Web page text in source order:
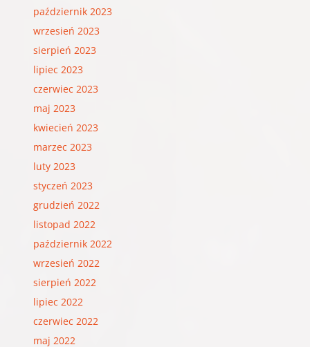
październik 2023
wrzesień 2023
sierpień 2023
lipiec 2023
czerwiec 2023
maj 2023
kwiecień 2023
marzec 2023
luty 2023
styczeń 2023
grudzień 2022
listopad 2022
październik 2022
wrzesień 2022
sierpień 2022
lipiec 2022
czerwiec 2022
maj 2022